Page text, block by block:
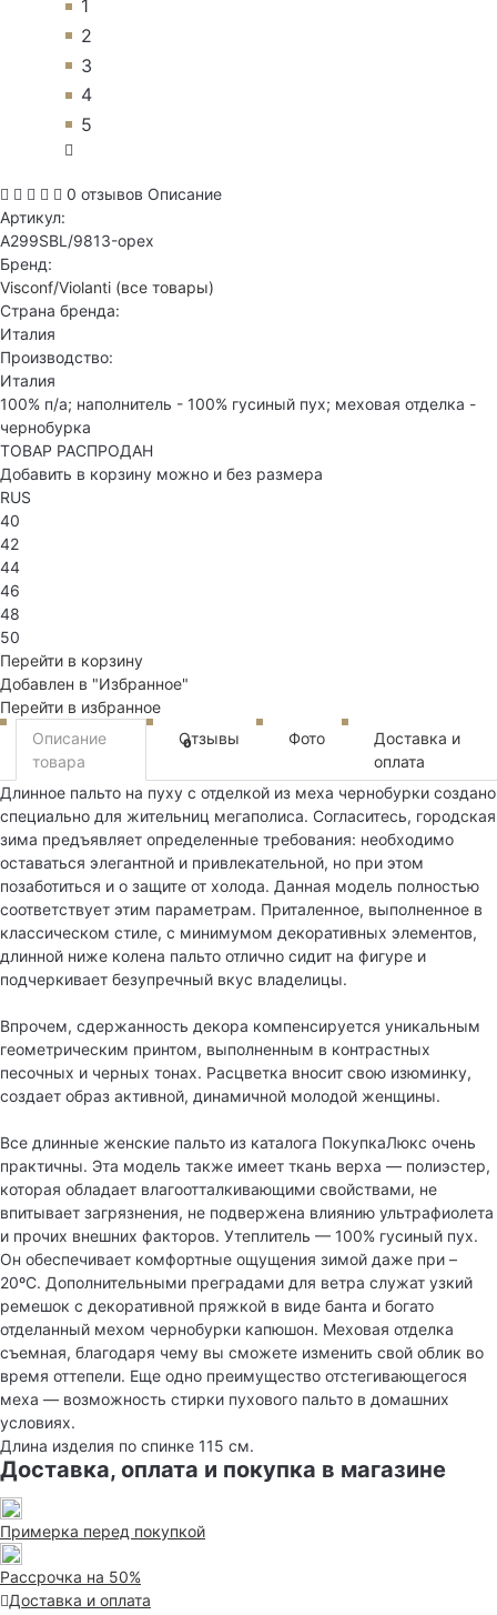
1
2
3
4
5
0 отзывов Описание
Артикул:
A299SBL/9813-орех
Бренд:
Visconf/Violanti (все товары)
Страна бренда:
Италия
Производство:
Италия
100% п/а; наполнитель - 100% гусиный пух; меховая отделка -
чернобурка
ТОВАР РАСПРОДАН
Добавить в корзину можно и без размера
RUS
40
42
44
46
48
50
Перейти в корзину
Добавлен в "Избранное"
Перейти в избранное
Описание
товара
Отзывы
0 Фото
Доставка и
оплата
Длинное пальто на пуху с отделкой из меха чернобурки создано
специально для жительниц мегаполиса. Согласитесь, городская
зима предъявляет определенные требования: необходимо
оставаться элегантной и привлекательной, но при этом
позаботиться и о защите от холода. Данная модель полностью
соответствует этим параметрам. Приталенное, выполненное в
классическом стиле, с минимумом декоративных элементов,
длинной ниже колена пальто отлично сидит на фигуре и
подчеркивает безупречный вкус владелицы.
Впрочем, сдержанность декора компенсируется уникальным
геометрическим принтом, выполненным в контрастных
песочных и черных тонах. Расцветка вносит свою изюминку,
создает образ активной, динамичной молодой женщины.
Все длинные женские пальто из каталога ПокупкаЛюкс очень
практичны. Эта модель также имеет ткань верха — полиэстер,
которая обладает влагоотталкивающими свойствами, не
впитывает загрязнения, не подвержена влиянию ультрафиолета
и прочих внешних факторов. Утеплитель — 100% гусиный пух.
Он обеспечивает комфортные ощущения зимой даже при –
20ºС. Дополнительными преградами для ветра служат узкий
ремешок с декоративной пряжкой в виде банта и богато
отделанный мехом чернобурки капюшон. Меховая отделка
съемная, благодаря чему вы сможете изменить свой облик во
время оттепели. Еще одно преимущество отстегивающегося
меха — возможность стирки пухового пальто в домашних
условиях.
Длина изделия по спинке 115 см.
Доставка, оплата и покупка в магазине
Примерка перед покупкой
Рассрочка на 50%
Доставка и оплата